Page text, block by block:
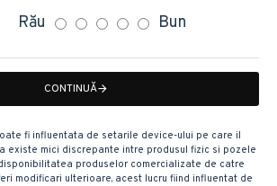
Rău Bun
CONTINUĂ
fi influentata de setarile device-ului pe care il
existe mici discrepante intre produsul fizic si pozele
produselor comercializate de catre
modificari ulterioare, acest lucru fiind influentat de